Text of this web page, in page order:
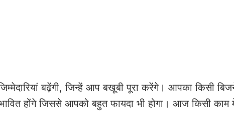
बढ़ेंगी, जिन्हें आप बखूबी पूरा करेंगे। आपका किसी
होंगे जिससे आपको बहुत फायदा भी होगा। आज किसी